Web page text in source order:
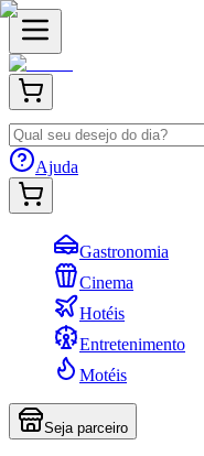
Ajuda
Gastronomia
Cinema
Hotéis
Entretenimento
Motéis
Seja parceiro